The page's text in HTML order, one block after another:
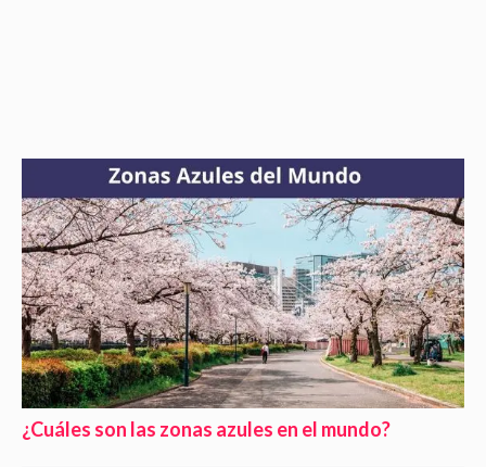
¿Cuáles son las zonas azules en el mundo?